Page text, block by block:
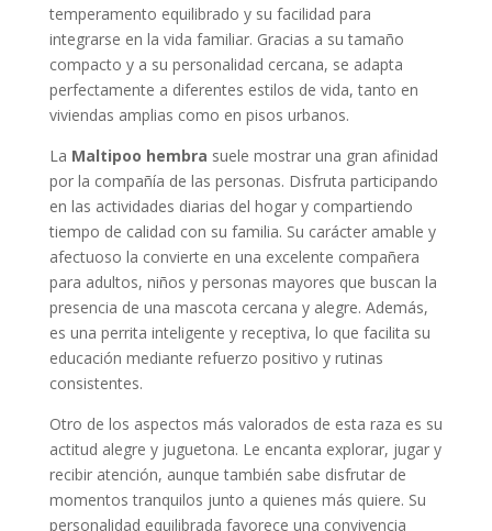
temperamento equilibrado y su facilidad para
integrarse en la vida familiar. Gracias a su tamaño
compacto y a su personalidad cercana, se adapta
perfectamente a diferentes estilos de vida, tanto en
viviendas amplias como en pisos urbanos.
La Maltipoo hembra suele mostrar una gran afinidad
por la compañía de las personas. Disfruta participando
en las actividades diarias del hogar y compartiendo
tiempo de calidad con su familia. Su carácter amable y
afectuoso la convierte en una excelente compañera
para adultos, niños y personas mayores que buscan la
presencia de una mascota cercana y alegre. Además,
es una perrita inteligente y receptiva, lo que facilita su
educación mediante refuerzo positivo y rutinas
consistentes.
Otro de los aspectos más valorados de esta raza es su
actitud alegre y juguetona. Le encanta explorar, jugar y
recibir atención, aunque también sabe disfrutar de
momentos tranquilos junto a quienes más quiere. Su
personalidad equilibrada favorece una convivencia